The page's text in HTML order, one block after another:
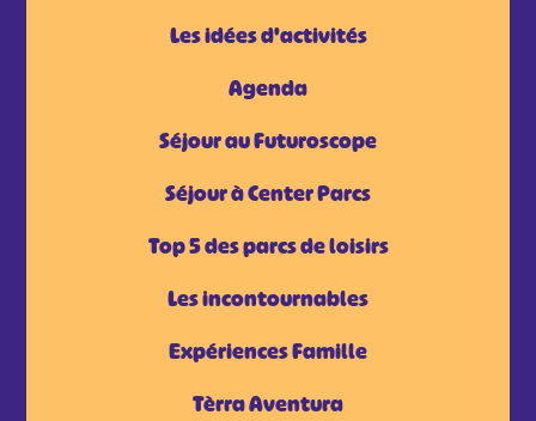
Les idées d'activités
Agenda
Séjour au Futuroscope
Séjour à Center Parcs
Top 5 des parcs de loisirs
Les incontournables
Expériences Famille
Tèrra Aventura